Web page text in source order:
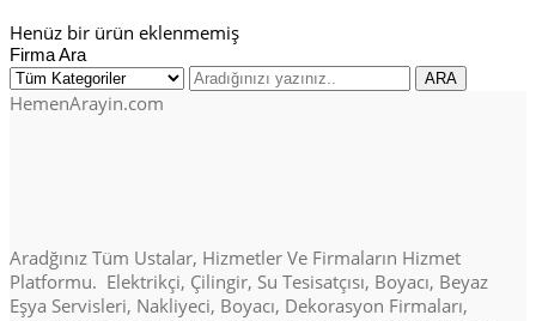
Henüz bir ürün eklenmemiş
Firma Ara
HemenArayin.com
Aradğınız Tüm Ustalar, Hizmetler Ve Firmaların Hizmet
Platformu. Elektrikçi, Çilingir, Su Tesisatçısı, Boyacı, Beyaz
Eşya Servisleri, Nakliyeci, Boyacı, Dekorasyon Firmaları,